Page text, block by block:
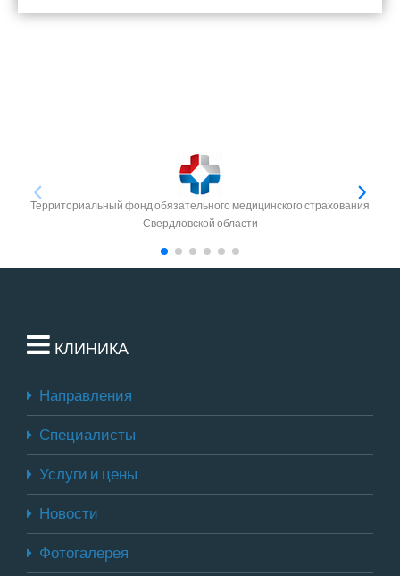
Территориальный фонд обязательного медицинского страхования
Свердловской области
КЛИНИКА
Направления
Специалисты
Услуги и цены
Новости
Фотогалерея